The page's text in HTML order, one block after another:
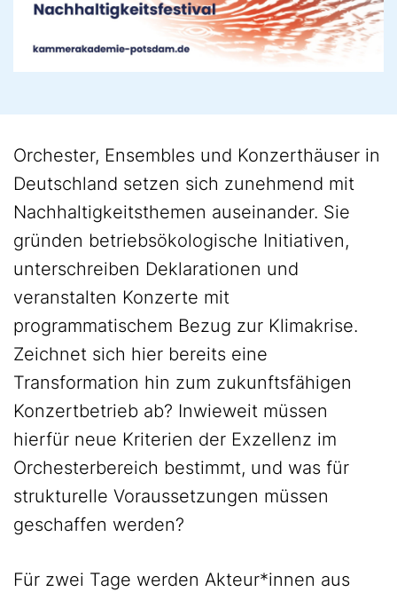
Orchester, Ensembles und Konzerthäuser in
Deutschland setzen sich zunehmend mit
Nachhaltigkeitsthemen auseinander. Sie
gründen betriebsökologische Initiativen,
unterschreiben Deklarationen und
veranstalten Konzerte mit
programmatischem Bezug zur Klimakrise.
Zeichnet sich hier bereits eine
Transformation hin zum zukunftsfähigen
Konzertbetrieb ab? Inwieweit müssen
hierfür neue Kriterien der Exzellenz im
Orchesterbereich bestimmt, und was für
strukturelle Voraussetzungen müssen
geschaffen werden?
Für zwei Tage werden Akteur*innen aus